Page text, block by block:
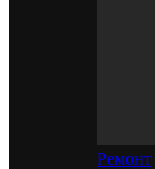
Ремонт